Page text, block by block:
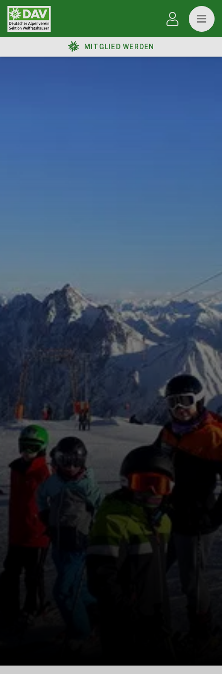
MITGLIED WERDEN